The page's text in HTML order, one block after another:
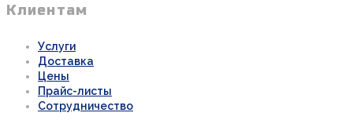
Клиентам
Услуги
Доставка
Цены
Прайс-листы
Сотрудничество